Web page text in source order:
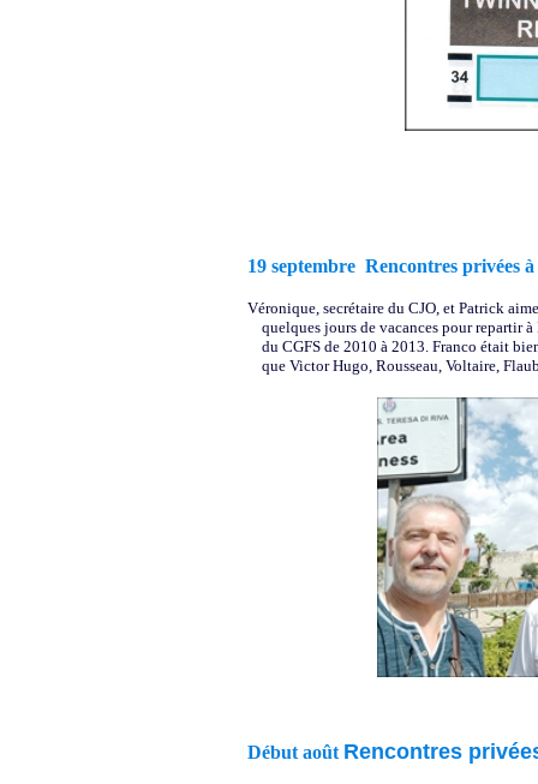
19 septembre Rencontres privées
Véronique, secrétaire du CJO, et Patrick
quelques jours de vacances pour repartir
du CGFS de 2010 à 2013. Franco était
que Victor Hugo, Rousseau, Voltaire,
Début août Rencontres